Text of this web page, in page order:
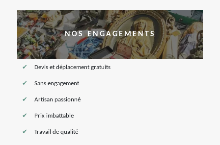
NOS ENGAGEMENTS
Devis et déplacement gratuits
Sans engagement
Artisan passionné
Prix imbattable
Travail de qualité